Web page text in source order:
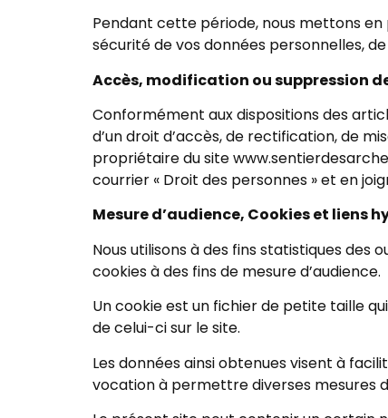
Pendant cette période, nous mettons
sécurité de vos données personnelles,
Accès, modification ou suppression
Conformément aux dispositions des
d’un droit d’accès, de rectification, de
propriétaire du site
courrier « Droit des personnes » et en
Mesure d’audience, Cookies et liens
Nous utilisons à des fins statistiques des
cookies à des fins de mesure d’audience.
Un cookie est un fichier de petite taille
de celui-ci sur le site.
Les données ainsi obtenues visent à
vocation à permettre diverses mesures